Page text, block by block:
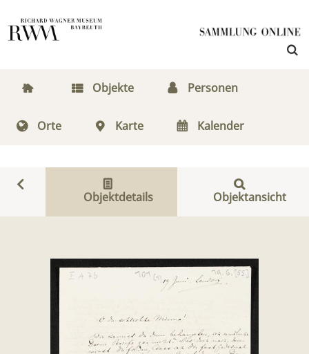
Objekte Personen
Orte Karte Kalender
Objektdetails Objektansicht